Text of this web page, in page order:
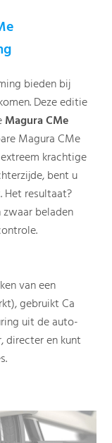
bieden bij
Deze editie
Magura CMe
Magura CMe
krachtige
bent u
Het resultaat?
beladen
van een
gebruikt Ca
uit de auto-
directer en kunt